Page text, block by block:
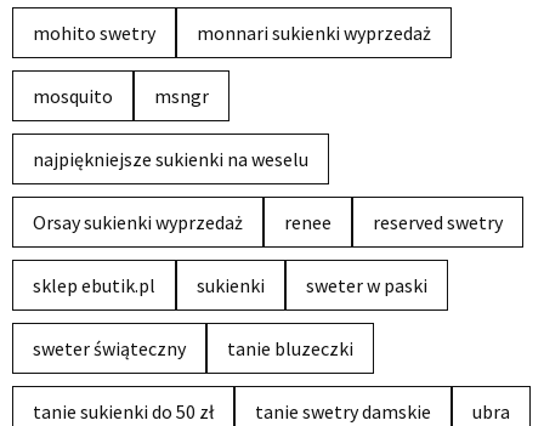
mohito swetry monnari sukienki wyprzedaż
mosquito msngr
najpiękniejsze sukienki na weselu
Orsay sukienki wyprzedaż renee reserved swetry
sklep ebutik.pl sukienki sweter w paski
sweter świąteczny tanie bluzeczki
tanie sukienki do 50 zł tanie swetry damskie ubra